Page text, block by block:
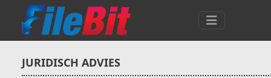
JURIDISCH ADVIES